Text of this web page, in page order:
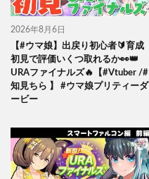
2026年8月6日
【#ウマ娘】出戻り初心者🔰育成
初見で評価いくつ取れるか👀👑
URAファイナルズ🔥【#Vtuber /#
知見ちら 】 #ウマ娘プリティーダ
ービー